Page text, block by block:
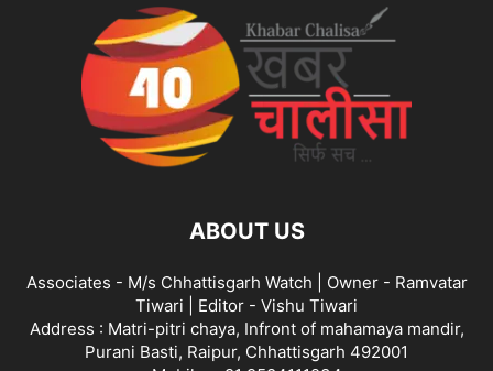
ABOUT US
Associates - M/s Chhattisgarh Watch | Owner - Ramvatar
Tiwari | Editor - Vishu Tiwari
Address : Matri-pitri chaya, Infront of mahamaya mandir,
Purani Basti, Raipur, Chhattisgarh 492001